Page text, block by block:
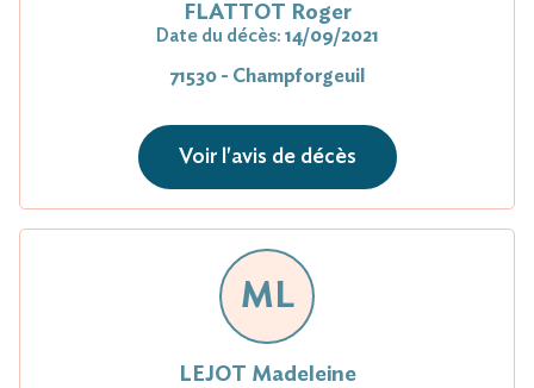
FLATTOT Roger
Date du décès: 14/09/2021
71530 - Champforgeuil
Voir l'avis de décès
ML
LEJOT Madeleine